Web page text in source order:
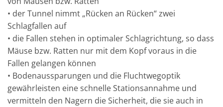
• der Tunnel nimmt „Rücken an Rücken“ zwei
Schlagfallen auf
• die Fallen stehen in optimaler Schlagrichtung, so dass
Mäuse bzw. Ratten nur mit dem Kopf voraus in die
Fallen gelangen können
• Bodenaussparungen und die Fluchtwegoptik
gewährleisten eine schnelle Stationsannahme und
vermitteln den Nagern die Sicherheit, die sie auch in